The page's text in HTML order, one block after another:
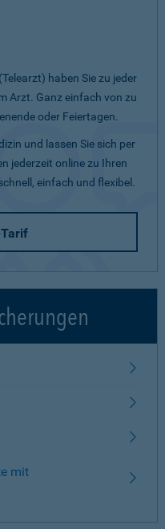
haben Sie zu jeder
Arzt. Ganz einfach von zu
oder Feiertagen.
und lassen Sie sich per
jederzeit online zu Ihren
einfach und flexibel.
mit